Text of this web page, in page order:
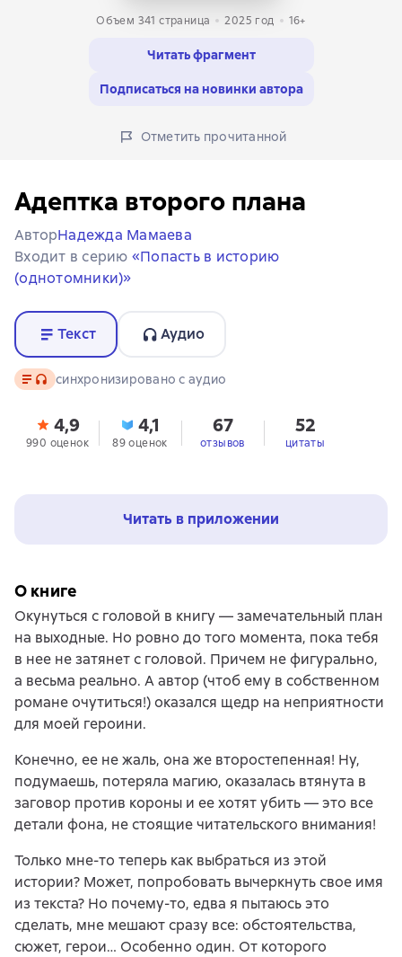
Объем 341 страница 2025 год 16+
Читать фрагмент
Подписаться на новинки автора
Отметить прочитанной
Адептка второго плана
АвторНадежда Мамаева
Входит в серию «Попасть в историю
(однотомники)»
Текст Аудио
Текст, доступен аудиоформат
синхронизировано с аудио
4,9
990 оценок
4,1
89 оценок
67
отзывов
52
цитаты
Читать в приложении
О книге
Окунуться с головой в книгу — замечательный план
на выходные. Но ровно до того момента, пока тебя
в нее не затянет с головой. Причем не фигурально,
а весьма реально. А автор (чтоб ему в собственном
романе очутиться!) оказался щедр на неприятности
для моей героини.
Конечно, ее не жаль, она же второстепенная! Ну,
подумаешь, потеряла магию, оказалась втянута в
заговор против короны и ее хотят убить — это все
детали фона, не стоящие читательского внимания!
Только мне-то теперь как выбраться из этой
истории? Может, попробовать вычеркнуть свое имя
из текста? Но почему-то, едва я пытаюсь это
сделать, мне мешают сразу все: обстоятельства,
сюжет, герои… Особенно один. От которого